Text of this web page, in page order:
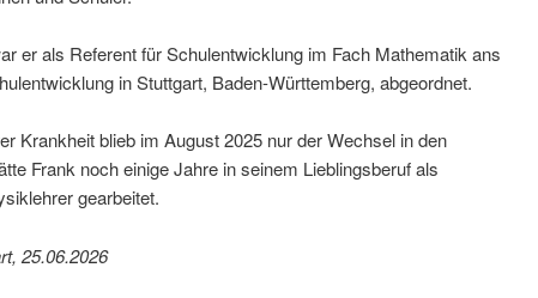
er als Referent für Schulentwicklung im Fach Mathematik ans
in Stuttgart, Baden-Württemberg, abgeordnet.
Krankheit blieb im August 2025 nur der Wechsel in den
Frank noch einige Jahre in seinem Lieblingsberuf als
gearbeitet.
25.06.2026